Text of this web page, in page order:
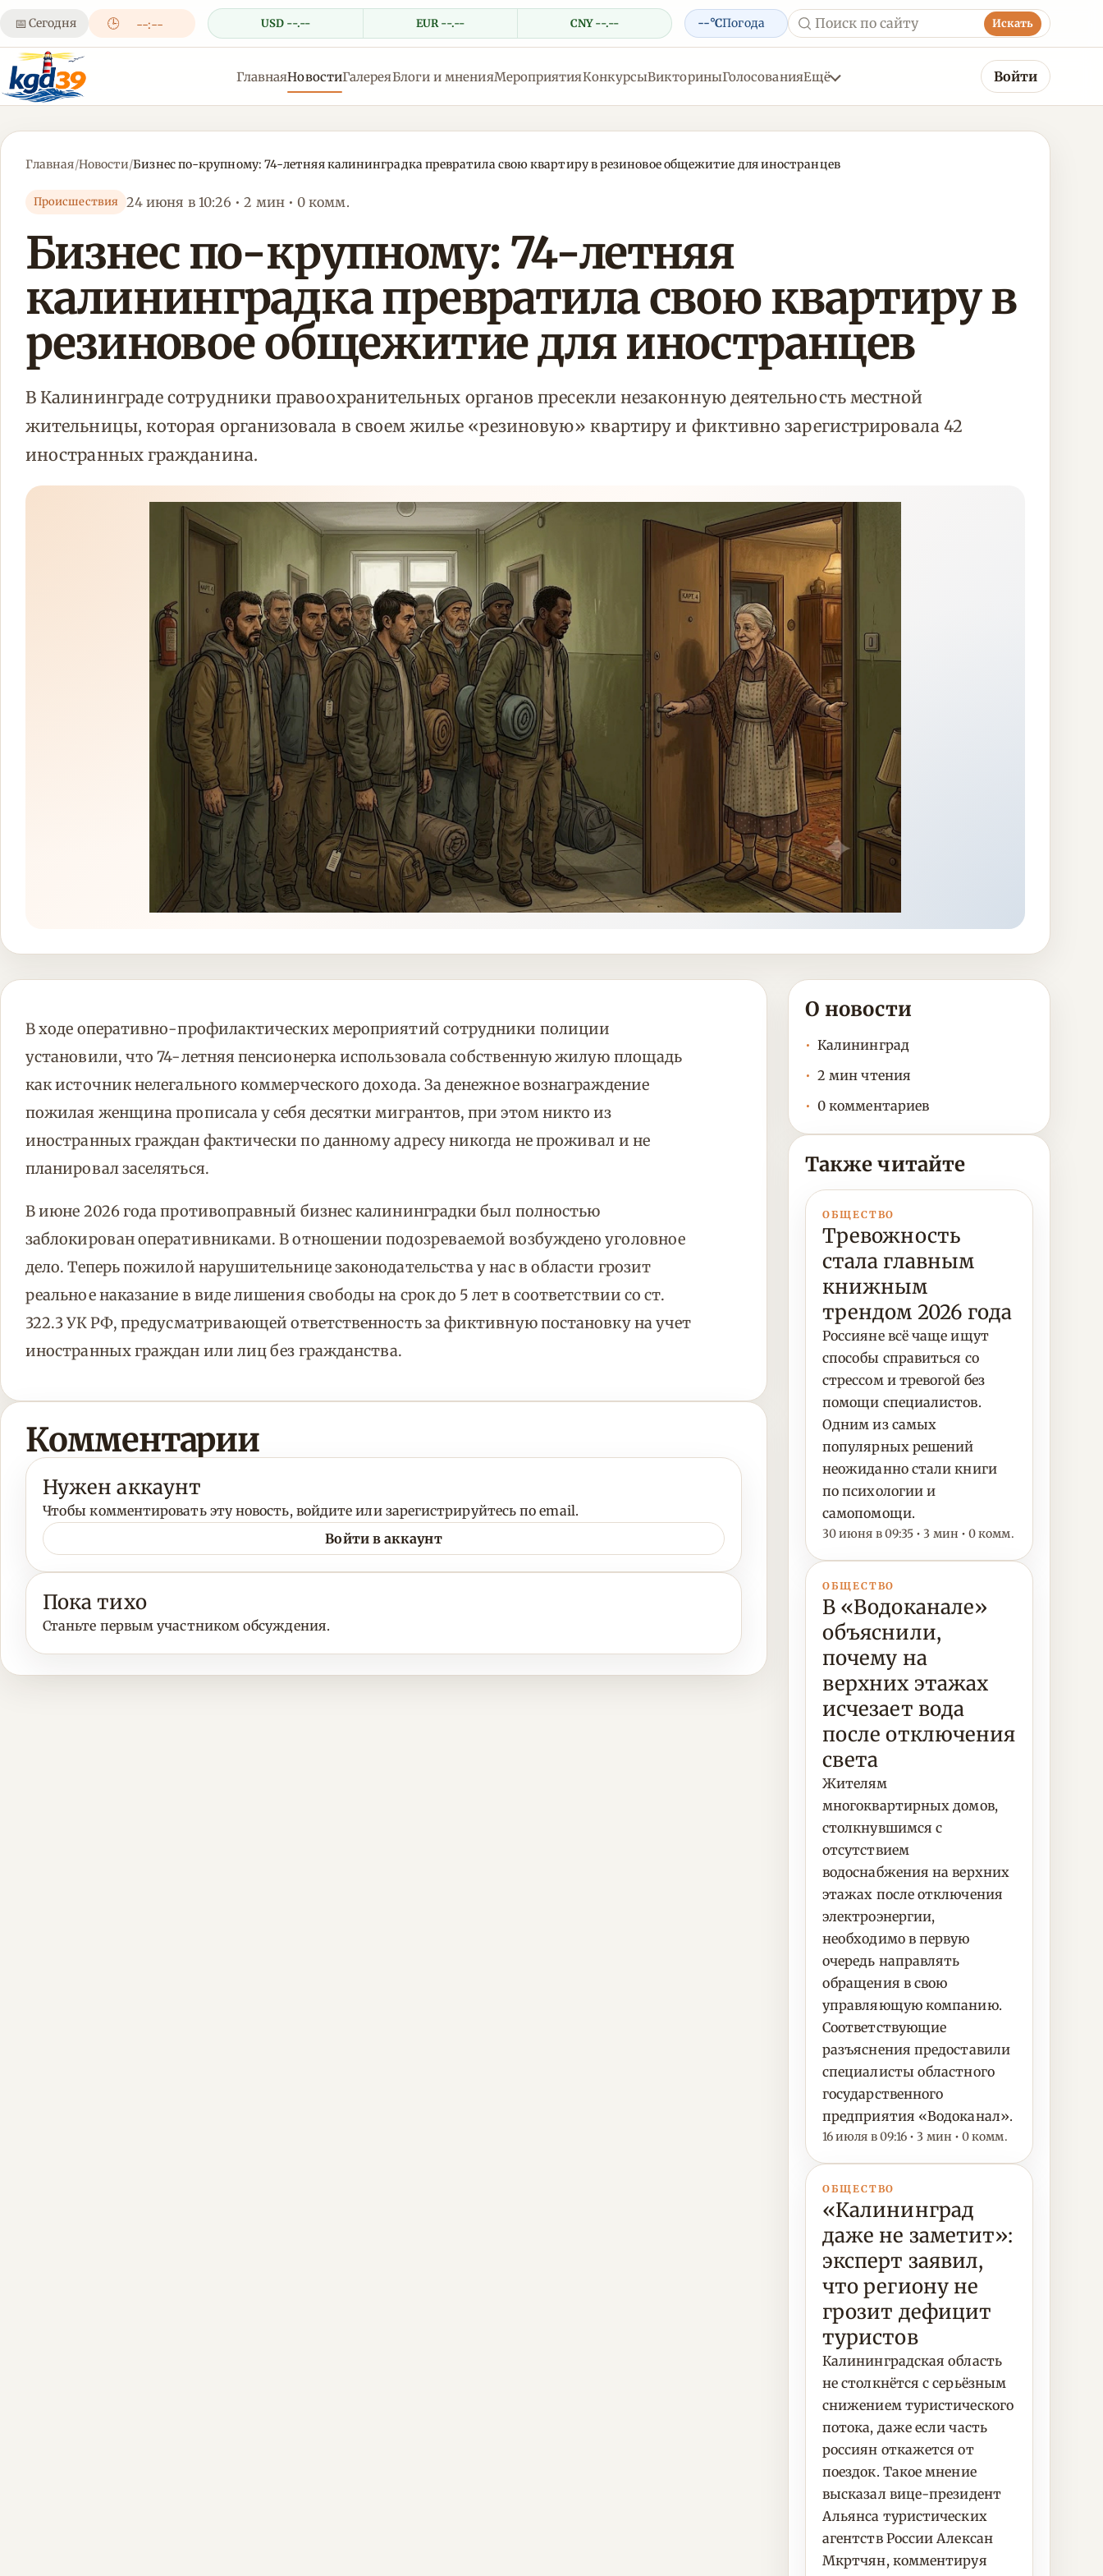
📅 Сегодня 🕒 --:-- USD --.-- EUR --.-- CNY --.-- --°CПогода Искать
ГлавнаяНовостиГалереяБлоги и мненияМероприятияКонкурсыВикториныГолосованияЕщё Войти
Главная/Новости/Бизнес по-крупному: 74-летняя калининградка превратила свою квартиру в резиновое общежитие для иностранцев
Происшествия 24 июня в 10:26 • 2 мин • 0 комм.
Бизнес по-крупному: 74-летняя
калининградка превратила свою квартиру в
резиновое общежитие для иностранцев
В Калининграде сотрудники правоохранительных органов пресекли незаконную деятельность местной
жительницы, которая организовала в своем жилье «резиновую» квартиру и фиктивно зарегистрировала 42
иностранных гражданина.
В ходе оперативно-профилактических мероприятий сотрудники полиции
установили, что 74-летняя пенсионерка использовала собственную жилую площадь
как источник нелегального коммерческого дохода. За денежное вознаграждение
пожилая женщина прописала у себя десятки мигрантов, при этом никто из
иностранных граждан фактически по данному адресу никогда не проживал и не
планировал заселяться.
В июне 2026 года противоправный бизнес калининградки был полностью
заблокирован оперативниками. В отношении подозреваемой возбуждено уголовное
дело. Теперь пожилой нарушительнице законодательства у нас в области грозит
реальное наказание в виде лишения свободы на срок до 5 лет в соответствии со ст.
322.3 УК РФ, предусматривающей ответственность за фиктивную постановку на учет
иностранных граждан или лиц без гражданства.
Комментарии
Нужен аккаунт
Чтобы комментировать эту новость, войдите или зарегистрируйтесь по email.
Войти в аккаунт
Пока тихо
Станьте первым участником обсуждения.
О новости
Калининград
2 мин чтения
0 комментариев
Также читайте
ОБЩЕСТВО
Тревожность
стала главным
книжным
трендом 2026 года
Россияне всё чаще ищут
способы справиться со
стрессом и тревогой без
помощи специалистов.
Одним из самых
популярных решений
неожиданно стали книги
по психологии и
самопомощи.
30 июня в 09:35 • 3 мин • 0 комм.
ОБЩЕСТВО
В «Водоканале»
объяснили,
почему на
верхних этажах
исчезает вода
после отключения
света
Жителям
многоквартирных домов,
столкнувшимся с
отсутствием
водоснабжения на верхних
этажах после отключения
электроэнергии,
необходимо в первую
очередь направлять
обращения в свою
управляющую компанию.
Соответствующие
разъяснения предоставили
специалисты областного
государственного
предприятия «Водоканал».
16 июля в 09:16 • 3 мин • 0 комм.
ОБЩЕСТВО
«Калининград
даже не заметит»:
эксперт заявил,
что региону не
грозит дефицит
туристов
Калининградская область
не столкнётся с серьёзным
снижением туристического
потока, даже если часть
россиян откажется от
поездок. Такое мнение
высказал вице-президент
Альянса туристических
агентств России Алексан
Мкртчян, комментируя